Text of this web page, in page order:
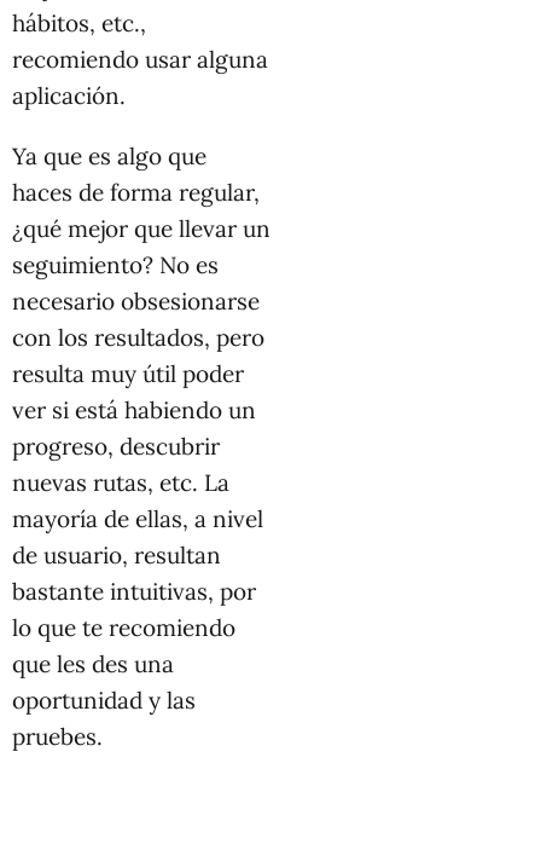
hábitos, etc.,
recomiendo usar alguna
aplicación.
Ya que es algo que
haces de forma regular,
¿qué mejor que llevar un
seguimiento? No es
necesario obsesionarse
con los resultados, pero
resulta muy útil poder
ver si está habiendo un
progreso, descubrir
nuevas rutas, etc. La
mayoría de ellas, a nivel
de usuario, resultan
bastante intuitivas, por
lo que te recomiendo
que les des una
oportunidad y las
pruebes.